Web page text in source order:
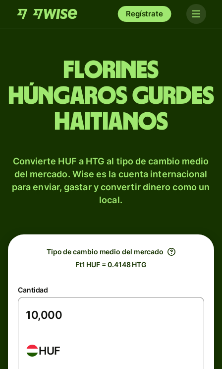
Regístrate
Florines
húngaros gurdes
haitianos
Convierte HUF a HTG al tipo de cambio medio
del mercado. Wise es la cuenta internacional
para enviar, gastar y convertir dinero como un
local.
Tipo de cambio medio del mercado
Ft1 HUF = 0.4148 HTG
Cantidad
HUF